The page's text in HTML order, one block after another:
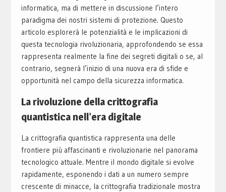
informatica, ma di mettere in discussione l’intero
paradigma dei nostri sistemi di protezione. Questo
articolo esplorerà le potenzialità e le implicazioni di
questa tecnologia rivoluzionaria, approfondendo se essa
rappresenta realmente la fine dei segreti digitali o se, al
contrario, segnerà l’inizio di una nuova era di sfide e
opportunità nel campo della sicurezza informatica.
La rivoluzione della crittografia
quantistica nell’era digitale
La crittografia quantistica rappresenta una delle
frontiere più affascinanti e rivoluzionarie nel panorama
tecnologico attuale. Mentre il mondo digitale si evolve
rapidamente, esponendo i dati a un numero sempre
crescente di minacce, la crittografia tradizionale mostra